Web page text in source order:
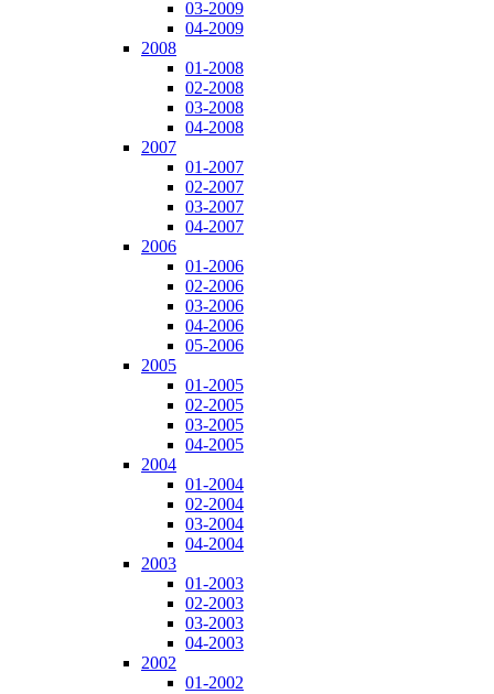
03-2009
04-2009
2008
01-2008
02-2008
03-2008
04-2008
2007
01-2007
02-2007
03-2007
04-2007
2006
01-2006
02-2006
03-2006
04-2006
05-2006
2005
01-2005
02-2005
03-2005
04-2005
2004
01-2004
02-2004
03-2004
04-2004
2003
01-2003
02-2003
03-2003
04-2003
2002
01-2002